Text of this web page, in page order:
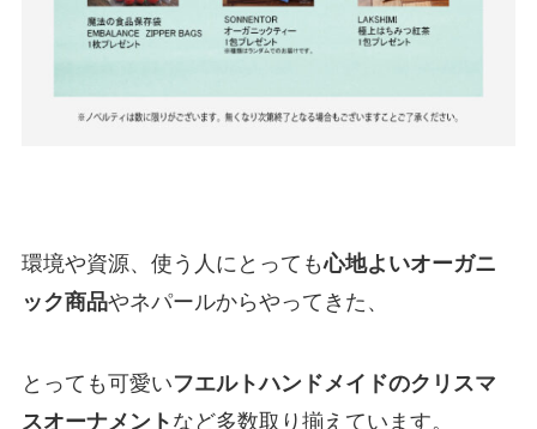
環境や資源、使う人にとっても心地よいオーガニ
ック商品やネパールからやってきた、
とっても可愛いフエルトハンドメイドのクリスマ
スオーナメント など多数取り揃えています。